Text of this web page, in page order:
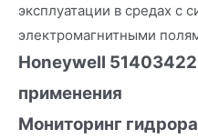
эксплуатации в средах с
электромагнитными
Honeywell
применения
Мониторинг